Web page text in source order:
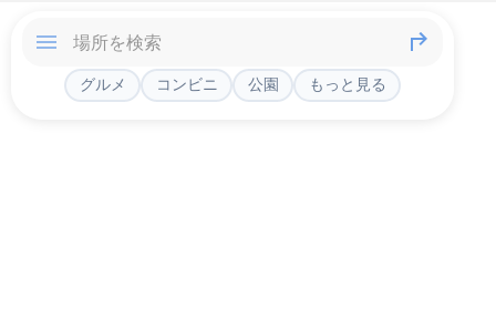
グルメ コンビニ 公園 もっと見る